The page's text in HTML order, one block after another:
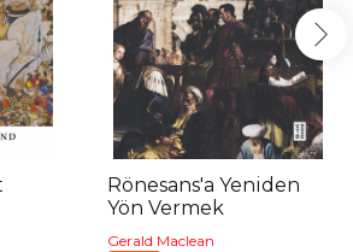
Rönesans'a Yeniden
Yön Vermek
Gerald Maclean